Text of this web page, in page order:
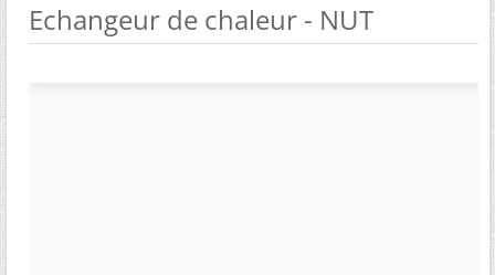
Echangeur de chaleur - NUT